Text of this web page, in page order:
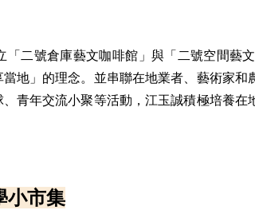
二號倉庫藝文咖啡館」與「二號空間藝
地」的理念。並串聯在地業者、藝術家
青年交流小聚等活動，江玉誠積極培養
小市集